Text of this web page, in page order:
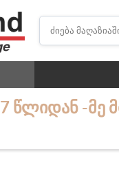
7 ᲬᲚᲘᲓᲐᲜ -ᲛᲔ